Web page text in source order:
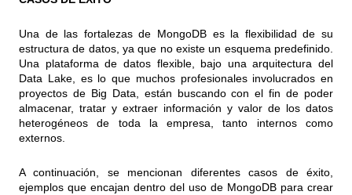
Una de las fortalezas de MongoDB es la flexibilidad de su
estructura de datos, ya que no existe un esquema predefinido.
Una plataforma de datos flexible, bajo una arquitectura del
Data Lake, es lo que muchos profesionales involucrados en
proyectos de Big Data, están buscando con el fin de poder
almacenar, tratar y extraer información y valor de los datos
heterogéneos de toda la empresa, tanto internos como
externos.
A continuación, se mencionan diferentes casos de éxito,
ejemplos que encajan dentro del uso de MongoDB para crear